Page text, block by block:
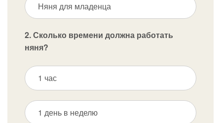
Няня для младенца
2. Сколько времени должна работать
няня?
1 час
1 день в неделю